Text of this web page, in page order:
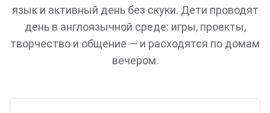
язык и активный день без скуки. Дети проводят
день в англоязычной среде: игры, проекты,
творчество и общение — и расходятся по домам
вечером.